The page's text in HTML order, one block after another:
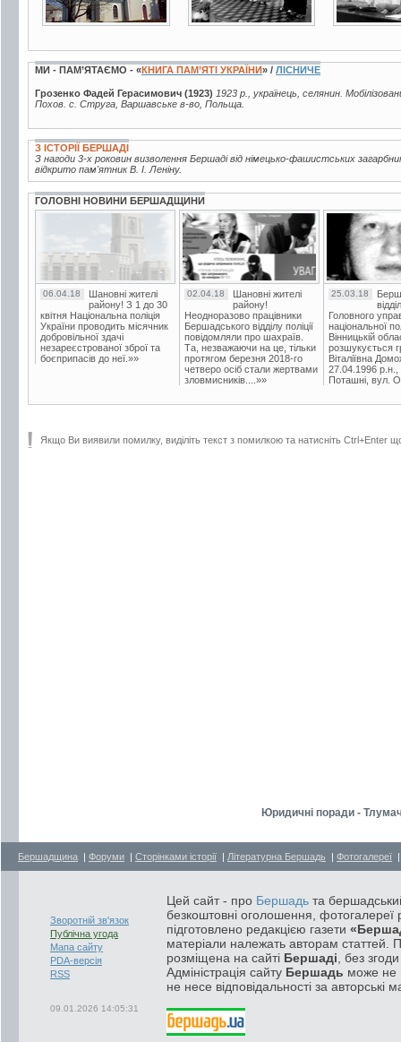
МИ - ПАМ’ЯТАЄМО - «КНИГА ПАМ’ЯТІ УКРАЇНИ» / ЛІСНИЧЕ
Грозенко Фадей Герасимович (1923) 1923 р., українець, селянин.
Похов. с. Струга, Варшавське в-во, Польща.
З ІСТОРІЇ БЕРШАДІ
З нагоди 3-х роковин визволення Бершаді від німецько-фашистських
відкрито пам'ятник В. І. Леніну.
ГОЛОВНІ НОВИНИ БЕРШАДЩИНИ
06.04.18
Шановні жителі
району! З 1 до 30
квітня Національна поліція
України проводить місячник
добровільної здачі
незареєстрованої зброї та
боєприпасів до неї.»»
02.04.18
Шановні жителі
району!
Неодноразово працівники
Бершадського відділу поліції
повідомляли про шахраїв.
Та, незважаючи на це, тільки
протягом березня 2018-го
четверо осіб стали жертвами
зловмисників....»»
25.03.18
Головного
національної
Вінницькій
розшукується
Віталіївна
27.04.1996 р.н.,
Поташні, вул.
Якщо Ви виявили помилку, виділіть текст з помилкою та натисніть Ctrl+Enter
Юридичні поради -
Бершадщина | Форуми | Сторінками історії | Літературна Бершадь | Фотогалереї
Зворотній зв'язок
Публічна угода
Мапа сайту
PDA-версія
RSS
09.01.2026 14:05:31
Цей сайт - про Бершадь та
безкоштовні оголошення, фотогалереї
підготовлено редакцією газети
матеріали належать авторам статтей.
розміщена на сайті Бершаді , без
Адміністрація сайту Бершадь може не
не несе відповідальності за авторські